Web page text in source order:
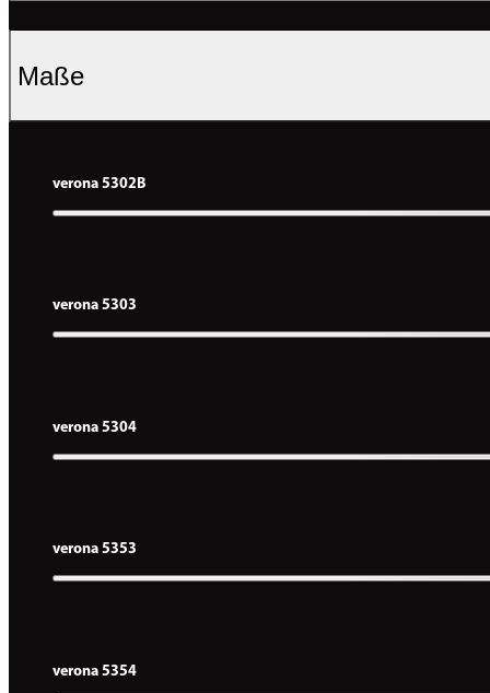
Maße
verona 5302B
verona 5303
verona 5304
verona 5353
verona 5354